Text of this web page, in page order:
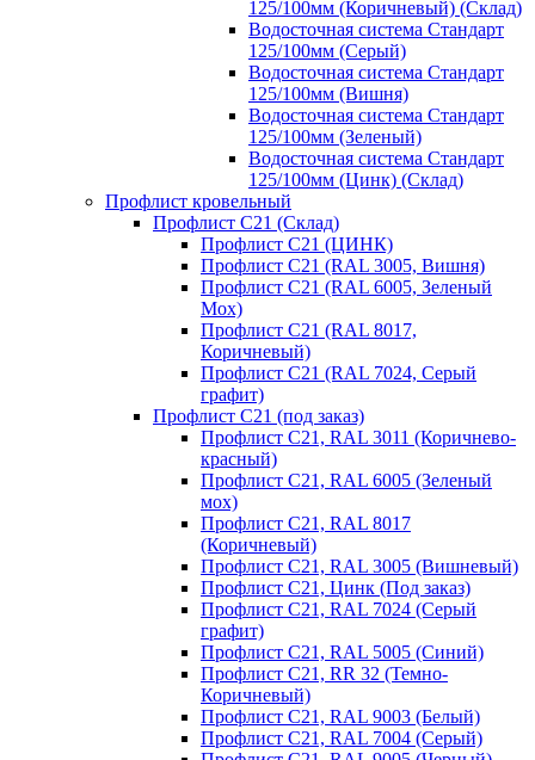
125/100мм (Коричневый) (Склад)
Водосточная система Стандарт
125/100мм (Серый)
Водосточная система Стандарт
125/100мм (Вишня)
Водосточная система Стандарт
125/100мм (Зеленый)
Водосточная система Стандарт
125/100мм (Цинк) (Склад)
Профлист кровельный
Профлист С21 (Склад)
Профлист С21 (ЦИНК)
Профлист С21 (RAL 3005, Вишня)
Профлист С21 (RAL 6005, Зеленый
Мох)
Профлист С21 (RAL 8017,
Коричневый)
Профлист С21 (RAL 7024, Серый
графит)
Профлист С21 (под заказ)
Профлист С21, RAL 3011 (Коричнево-
красный)
Профлист С21, RAL 6005 (Зеленый
мох)
Профлист С21, RAL 8017
(Коричневый)
Профлист С21, RAL 3005 (Вишневый)
Профлист С21, Цинк (Под заказ)
Профлист С21, RAL 7024 (Серый
графит)
Профлист С21, RAL 5005 (Синий)
Профлист С21, RR 32 (Темно-
Коричневый)
Профлист С21, RAL 9003 (Белый)
Профлист С21, RAL 7004 (Серый)